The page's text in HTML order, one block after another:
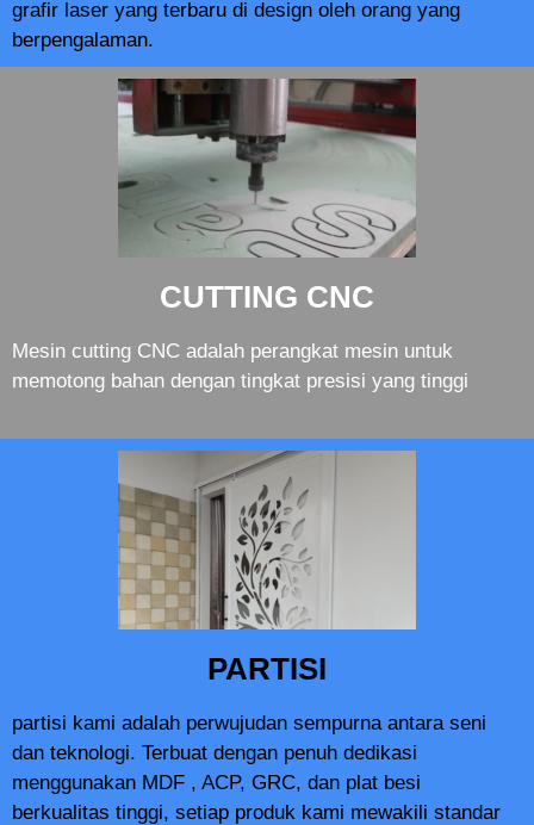
grafir laser yang terbaru di design oleh orang yang
berpengalaman.
CUTTING CNC
Mesin cutting CNC adalah perangkat mesin untuk
memotong bahan dengan tingkat presisi yang tinggi
PARTISI
partisi kami adalah perwujudan sempurna antara seni
dan teknologi. Terbuat dengan penuh dedikasi
menggunakan MDF , ACP, GRC, dan plat besi
berkualitas tinggi, setiap produk kami mewakili standar